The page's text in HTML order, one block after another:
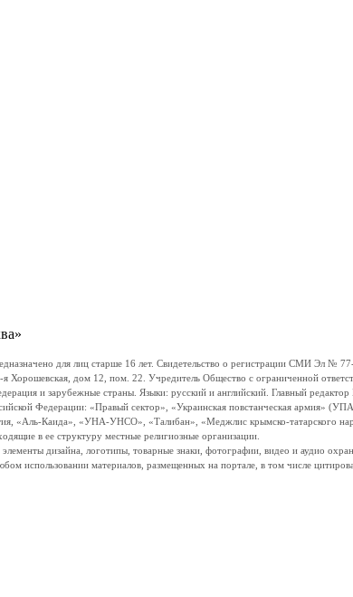
для лиц старше 16 лет. Свидетельство о регистрации СМИ Эл №
Хорошевская, дом 12, пом. 22. Учредитель Общество с ограниченной
и зарубежные страны. Языки: русский и английский. Главный
Федерации: «Правый сектор», «Украинская повстанческая
«Аль-Каида», «УНА-УНСО», «Талибан», «Меджлис крымско-татарского
в ее структуру местные религиозные организации.
дизайна, логотипы, товарные знаки, фотографии, видео и аудио
использовании материалов, размещенных на портале, в том числе